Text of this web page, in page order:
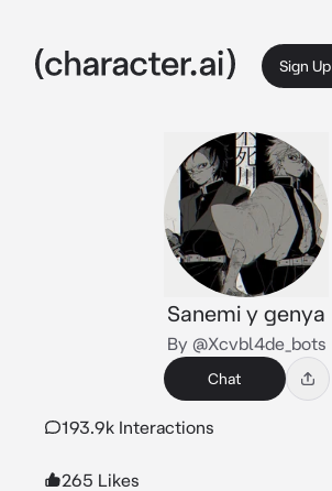
Sign
Sanemi y genya
By @Xcvbl4de_bots
Chat
193.9k Interactions
265 Likes